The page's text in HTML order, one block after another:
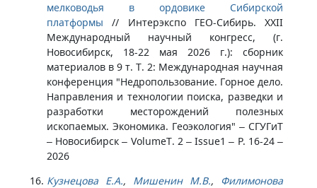
мелководья в ордовике Сибирской
платформы // Интерэкспо ГЕО-Сибирь. XXII
Международный научный конгресс, (г.
Новосибирск, 18-22 мая 2026 г.): сборник
материалов в 9 т. Т. 2: Международная научная
конференция "Недропользование. Горное дело.
Направления и технологии поиска, разведки и
разработки месторождений полезных
ископаемых. Экономика. Геоэкология" – СГУГиТ
– Новосибирск – VolumeТ. 2 – Issue1 – P. 16-24 –
2026
Кузнецова Е.А., Мишенин М.В.,
Филимонова